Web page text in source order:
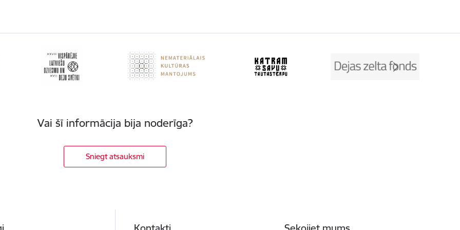
Vai šī informācija bija noderīga?
Sniegt atsauksmi